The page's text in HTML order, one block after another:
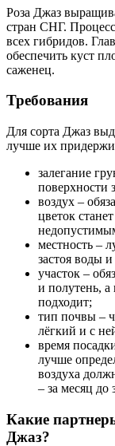
Роза Джаз
стран СНГ.
всех гибридов.
обеспечить куст
саженец.
Требования
Для сорта Джаз
лучше их
залегание
поверхности
воздух –
цветок
местность –
застоя воды и
участок –
и полутень, а
подходит;
тип почвы –
лёгкий и с
время
лучше
воздуха
– за месяц до
Какие
Джаз?